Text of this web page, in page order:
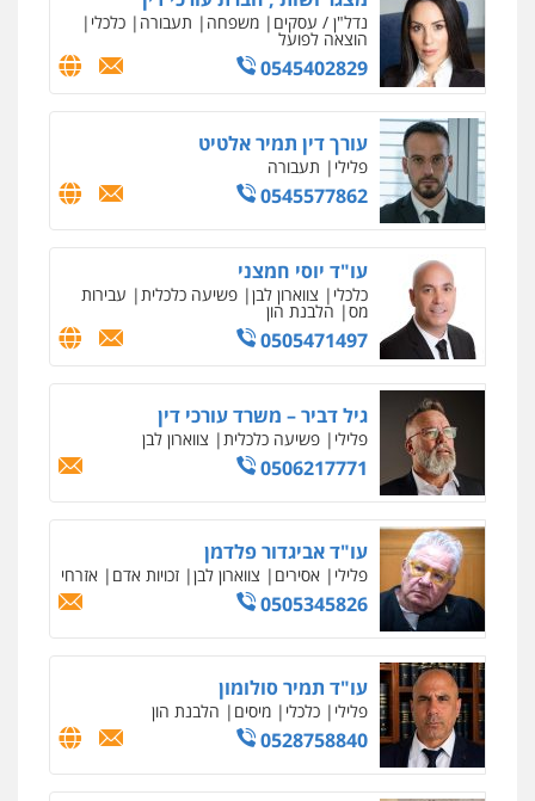
נדל"ן / עסקים משפחה תעבורה כלכלי
הוצאה לפועל
0545402829
עורך דין תמיר אלטיט
פלילי תעבורה
0545577862
עו"ד יוסי חמצני
כלכלי צווארון לבן פשיעה כלכלית עבירות
מס הלבנת הון
0505471497
גיל דביר – משרד עורכי דין
פלילי פשיעה כלכלית צווארון לבן
0506217771
עו"ד אביגדור פלדמן
פלילי אסירים צווארון לבן זכויות אדם אזרחי
0505345826
עו"ד תמיר סולומון
פלילי כלכלי מיסים הלבנת הון
0528758840